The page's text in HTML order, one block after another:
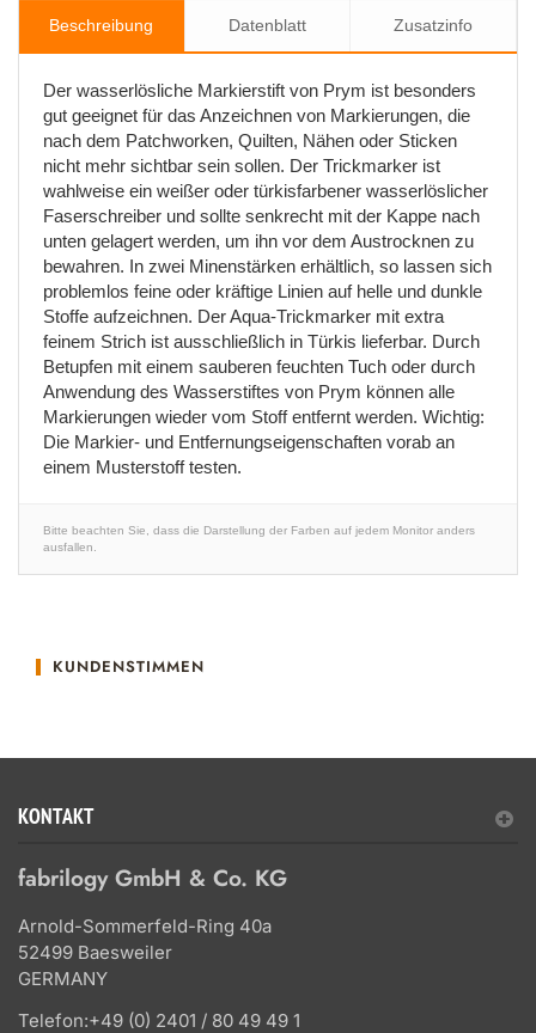
Beschreibung Datenblatt Zusatzinfo
Der wasserlösliche Markierstift von Prym ist besonders
gut geeignet für das Anzeichnen von Markierungen, die
nach dem Patchworken, Quilten, Nähen oder Sticken
nicht mehr sichtbar sein sollen. Der Trickmarker ist
wahlweise ein weißer oder türkisfarbener wasserlöslicher
Faserschreiber und sollte senkrecht mit der Kappe nach
unten gelagert werden, um ihn vor dem Austrocknen zu
bewahren. In zwei Minenstärken erhältlich, so lassen sich
problemlos feine oder kräftige Linien auf helle und dunkle
Stoffe aufzeichnen. Der Aqua-Trickmarker mit extra
feinem Strich ist ausschließlich in Türkis lieferbar. Durch
Betupfen mit einem sauberen feuchten Tuch oder durch
Anwendung des Wasserstiftes von Prym können alle
Markierungen wieder vom Stoff entfernt werden. Wichtig:
Die Markier- und Entfernungseigenschaften vorab an
einem Musterstoff testen.
Bitte beachten Sie, dass die Darstellung der Farben auf jedem Monitor anders
ausfallen.
KUNDENSTIMMEN
KONTAKT
fabrilogy GmbH & Co. KG
Arnold-Sommerfeld-Ring 40a
52499 Baesweiler
GERMANY
Telefon:+49 (0) 2401 / 80 49 49 1